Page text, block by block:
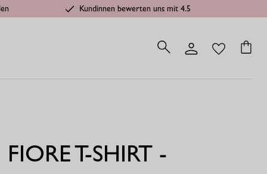
Kundinnen bewerten uns mit 4.5
FIORE T-SHIRT -